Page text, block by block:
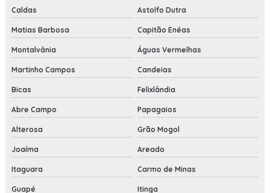
Caldas Astolfo Dutra
Matias Barbosa Capitão Enéas
Montalvânia Águas Vermelhas
Martinho Campos Candeias
Bicas Felixlândia
Abre Campo Papagaios
Alterosa Grão Mogol
Joaíma Areado
Itaguara Carmo de Minas
Guapé Itinga